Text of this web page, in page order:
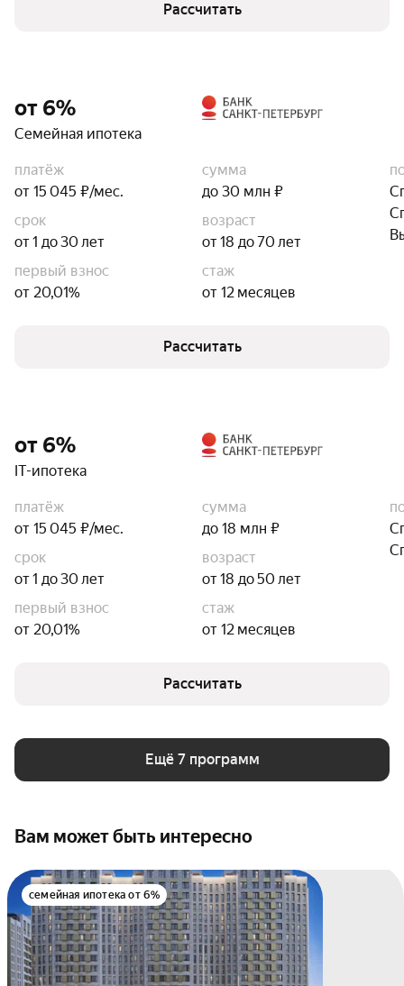
Рассчитать
от 6%
Семейная ипотека
платёж
от 15 045 ₽/мес.
сумма
до 30 млн ₽
срок
от 1 до 30 лет
возраст
от 18 до 70 лет
первый взнос
от 20,01%
стаж
от 12 месяцев
Рассчитать
от 6%
IT-ипотека
платёж
от 15 045 ₽/мес.
сумма
до 18 млн ₽
срок
от 1 до 30 лет
возраст
от 18 до 50 лет
первый взнос
от 20,01%
стаж
от 12 месяцев
Рассчитать
Ещё 7 программ
Вам может быть интересно
семейная ипотека от 6%